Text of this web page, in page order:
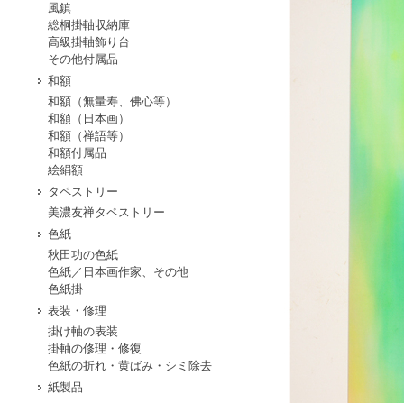
風鎮
総桐掛軸収納庫
高級掛軸飾り台
その他付属品
和額
和額（無量寿、佛心等）
和額（日本画）
和額（禅語等）
和額付属品
絵絹額
タペストリー
美濃友禅タペストリー
色紙
秋田功の色紙
色紙／日本画作家、その他
色紙掛
表装・修理
掛け軸の表装
掛軸の修理・修復
色紙の折れ・黄ばみ・シミ除去
紙製品